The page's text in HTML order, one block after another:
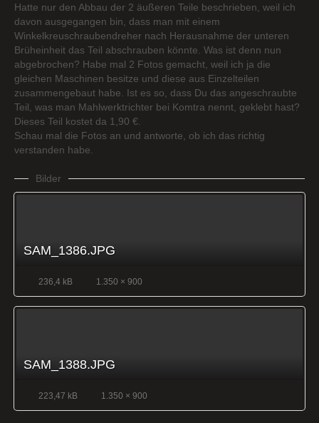
Hatte nur den Abbau der 2 äußeren Teile beschrieben, weil ich
davon ausgegangen bin, dass man mit einem
Winkelkreuschraubendreher nach Herausnahme der unteren
Brüheinheit das Teil abschrauben könnte. Was ist denn nun
abgebrochen? Habe mal 2 Fotos gemacht, weil ich ja die
gleichen Maschinen besitze und diese aus Einzelteilen
zusammengebaut habe. Ist es so, dass Du das angeschraubte
Teil, was man Mahlwerktrichter bei Komtra nennt, geklebt hast?
Dieses Teil kostet da 1,90 €.
Schau mal die Fotos an und antworte, ob ich das richtig
verstanden habe.
Bilder
SAM_1386.JPG
236,4 kB 1.350 × 900
SAM_1388.JPG
223,47 kB 1.350 × 900